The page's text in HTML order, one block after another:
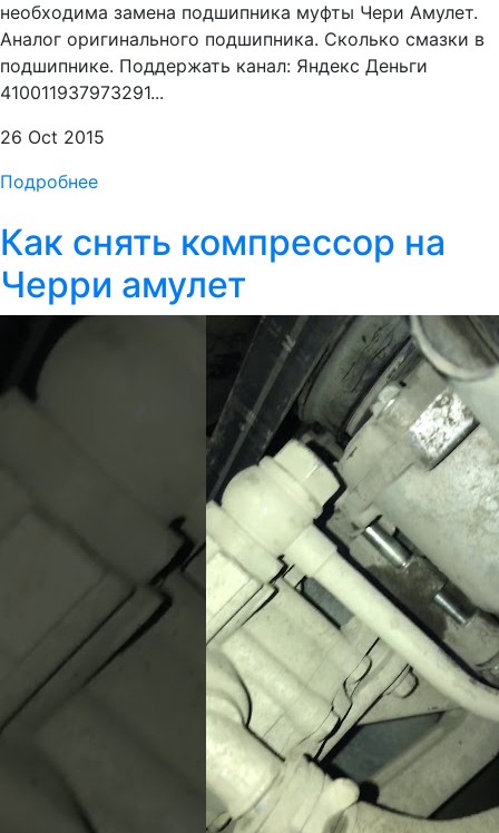
необходима замена подшипника муфты Чери Амулет.
Аналог оригинального подшипника. Сколько смазки в
подшипнике. Поддержать канал: Яндекс Деньги
410011937973291...
26 Oct 2015
Подробнее
Как снять компрессор на
Черри амулет